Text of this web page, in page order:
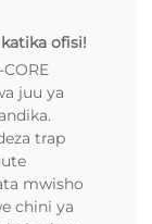
ofisi!
juu ya
trap
mwisho
chini ya